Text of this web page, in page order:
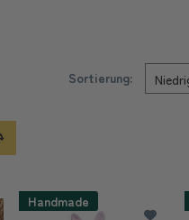
Sortierung:
Handmade